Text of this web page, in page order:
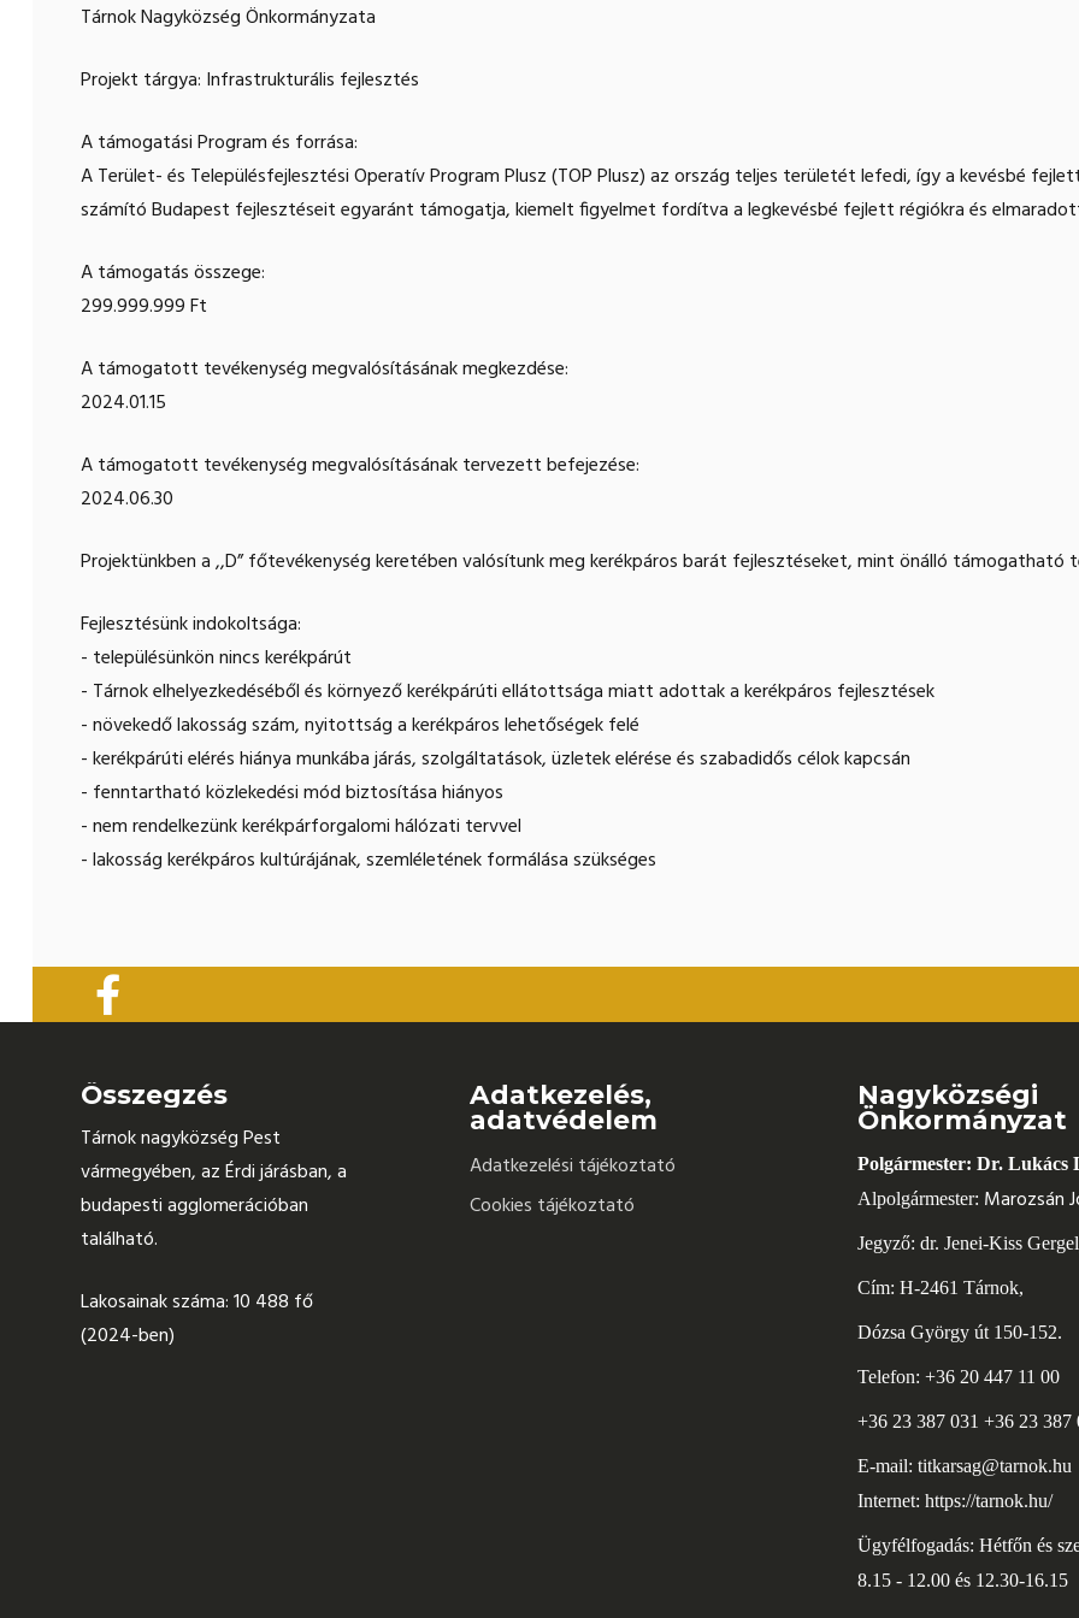
Tárnok Nagyközség Önkormányzata
Projekt tárgya: Infrastrukturális fejlesztés
A támogatási Program és forrása:
A Terület- és Településfejlesztési Operatív Program Plusz (TOP Plusz) az ország teljes területét lefedi, így a kevésbé
számító Budapest fejlesztéseit egyaránt támogatja, kiemelt figyelmet fordítva a legkevésbé fejlett régiókra és
A támogatás összege:
299.999.999 Ft
A támogatott tevékenység megvalósításának megkezdése:
2024.01.15
A támogatott tevékenység megvalósításának tervezett befejezése:
2024.06.30
Projektünkben a ,,D” főtevékenység keretében valósítunk meg kerékpáros barát fejlesztéseket, mint önálló támogatható
Fejlesztésünk indokoltsága:
- településünkön nincs kerékpárút
- Tárnok elhelyezkedéséből és környező kerékpárúti ellátottsága miatt adottak a kerékpáros fejlesztések
- növekedő lakosság szám, nyitottság a kerékpáros lehetőségek felé
- kerékpárúti elérés hiánya munkába járás, szolgáltatások, üzletek elérése és szabadidős célok kapcsán
- fenntartható közlekedési mód biztosítása hiányos
- nem rendelkezünk kerékpárforgalomi hálózati tervvel
- lakosság kerékpáros kultúrájának, szemléletének formálása szükséges
Összegzés
Tárnok nagyközség Pest
vármegyében, az Érdi járásban, a
budapesti agglomerációban
található.
Lakosainak száma: 10 488 fő
(2024-ben)
Adatkezelés,
adatvédelem
Adatkezelési tájékoztató
Cookies tájékoztató
Nagyközségi
Önkormányzat
Polgármester: Dr. Lukács
Alpolgármester: Marozsán
Jegyző: dr. Jenei-Kiss
Cím: H-2461 Tárnok,
Dózsa György út 150-152.
Telefon: +36 20 447 11 00
+36 23 387 031 +36 23 387
E-mail: titkarsag@tarnok.hu
Internet: https://tarnok.hu/
Ügyfélfogadás: Hétfőn és
8.15 - 12.00 és 12.30-16.15